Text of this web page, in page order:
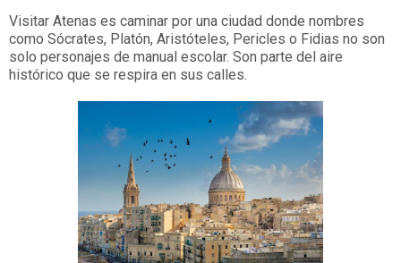
Visitar Atenas es caminar por una ciudad donde nombres
como Sócrates, Platón, Aristóteles, Pericles o Fidias no son
solo personajes de manual escolar. Son parte del aire
histórico que se respira en sus calles.